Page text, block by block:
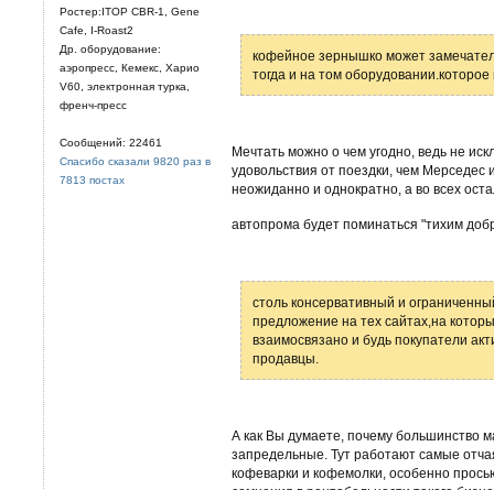
Ростер:ITOP CBR-1, Gene
Cafe, I-Roast2
Др. оборудование:
аэропресс, Кемекс, Харио
V60, электронная турка,
френч-пресс
Сообщений: 22461
Спасибо сказали 9820 раз в
7813 постах
кофейное зернышко может
тогда и на том
Мечтать можно о чем угодно, ведь не
удовольствия от поездки, чем Мерседес
неожиданно и однократно, а во всех
автопрома будет поминаться "тихим
столь консервативный и
предложение на тех сайтах,на
взаимосвязано и будь покупатели
продавцы.
А как Вы думаете, почему большинство
запредельные. Тут работают самые
кофеварки и кофемолки, особенно